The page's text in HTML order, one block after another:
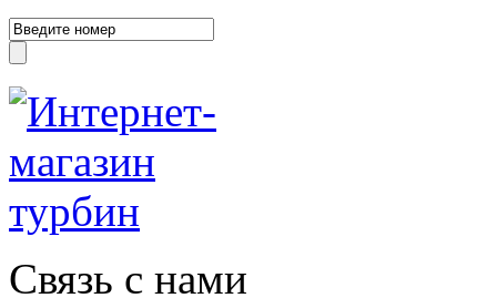
Связь с нами